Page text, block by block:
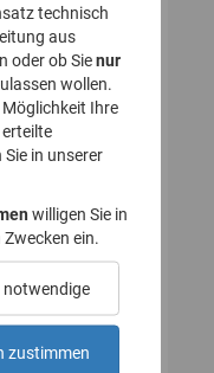
der
technisch
aus
oder ob Sienur
wollen.
Ihre
in unserer
willigen Sie in
ein.
notwendige
zustimmen